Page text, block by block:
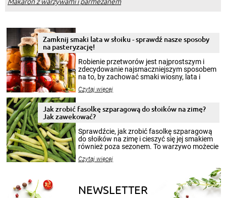
Zamknij smaki lata w słoiku - sprawdź nasze sposoby
na pasteryzację!
Robienie przetworów jest najprostszym i
zdecydowanie najsmaczniejszym sposobem
na to, by zachować smaki wiosny, lata i
krajobrazów, by cieszyć nimi oko w sezonie
pełni poczuć atmosferę cieplejszych
miesięcy. Przygotowanie słoików ze
smakowitą zawartością musi obejmować
patenty, które pozwolą zachować świeżość
przetworów.
Czytaj więcej
Jak zrobić fasolkę szparagową do słoików na zimę?
Jak zawekować?
Sprawdźcie, jak zrobić fasolkę szparagową
do słoików na zimę i cieszyć się jej smakiem
również poza sezonem. To warzywo możecie
nasze propozycje!
Czytaj więcej
NEWSLETTER